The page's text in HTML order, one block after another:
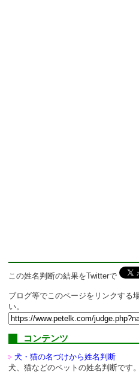
この姓名判断の結果をTwitterで
ブログ等でこのページをリンクする
い。
コンテンツ
犬・猫の名づけから姓名判断
犬、猫などのペットの姓名判断です。